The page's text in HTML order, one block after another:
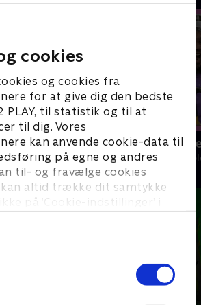
cookies
og cookies fra
for at give dig den bedste
PLAY, til statistik og til at
til dig. Vores
kan anvende cookie-data til
på egne og andres
til- og fravælge cookies
kan altid trække dit samtykke
på ’Cookie-indstillinger’ i
• 1 sæsoner
Mit nye
Børne-